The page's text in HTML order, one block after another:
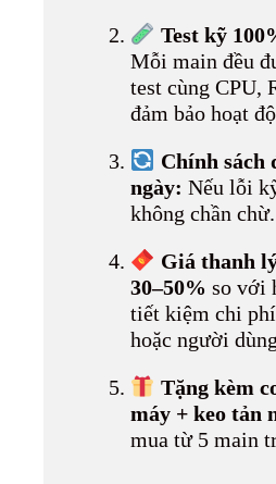
Test kỹ
Mỗi main đều
test cùng CPU,
đảm bảo hoạt
Chính sách
ngày: Nếu lỗi
không chần chừ.
Giá thanh
30–50% so với
tiết kiệm chi
hoặc người
Tặng kèm
máy + keo tản
mua từ 5 main